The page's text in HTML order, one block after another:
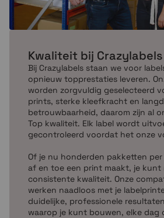
Kwaliteit bij Crazylabels
Bij Crazylabels staan we voor
opnieuw topprestaties leveren.
worden zorgvuldig geselecteerd
prints, sterke kleefkracht en
betrouwbaarheid, daarom zijn al
Top kwaliteit. Elk label wordt
gecontroleerd voordat het onze
Of je nu honderden pakketten
af en toe een print maakt, je kunt
consistente kwaliteit. Onze
werken naadloos met je
duidelijke, professionele
waarop je kunt bouwen, elke dag